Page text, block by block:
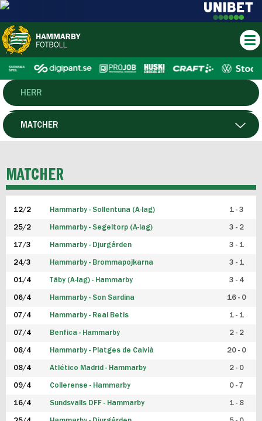
HERR
DAM
P19
F19
FUTSAL HERR
FUTSAL DAM
MATCHER
MATCHER
12/2 Hammarby - Sollentuna (A-lag) 1 - 3
25/2 Hammarby - Segeltorp (A-lag) 3 - 2
17/3 Hammarby - Djurgården 3 - 1
24/3 Hammarby - Brommapojkarna 3 - 1
01/4 Täby (A-lag) - Hammarby 3 - 4
06/4 Hammarby - Son Sardina 16 - 0
07/4 Hammarby - Real Betis 1 - 1
07/4 Benfica - Hammarby 2 - 2
08/4 Hammarby - Platges de Calvià 20 - 0
08/4 Atlético Madrid - Hammarby 2 - 0
09/4 Collerense - Hammarby 0 - 7
16/4 Sundsvalls DFF - Hammarby 1 - 8